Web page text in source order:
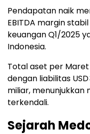
Pendapatan naik
EBITDA margin
keuangan Q1/2025
Indonesia.
Total aset per Maret
dengan liabilitas
miliar, menunjukkan
terkendali.
Sejarah